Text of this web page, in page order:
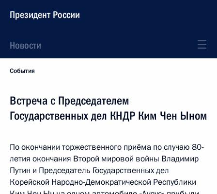
Президент России
Новости
События
Встреча с Председателем
Государственных дел КНДР Ким Чен Ыном
По окончании торжественного приёма по случаю 80-
летия окончания Второй мировой войны Владимир
Путин и Председатель Государственных дел
Корейской Народно-Демократической Республики